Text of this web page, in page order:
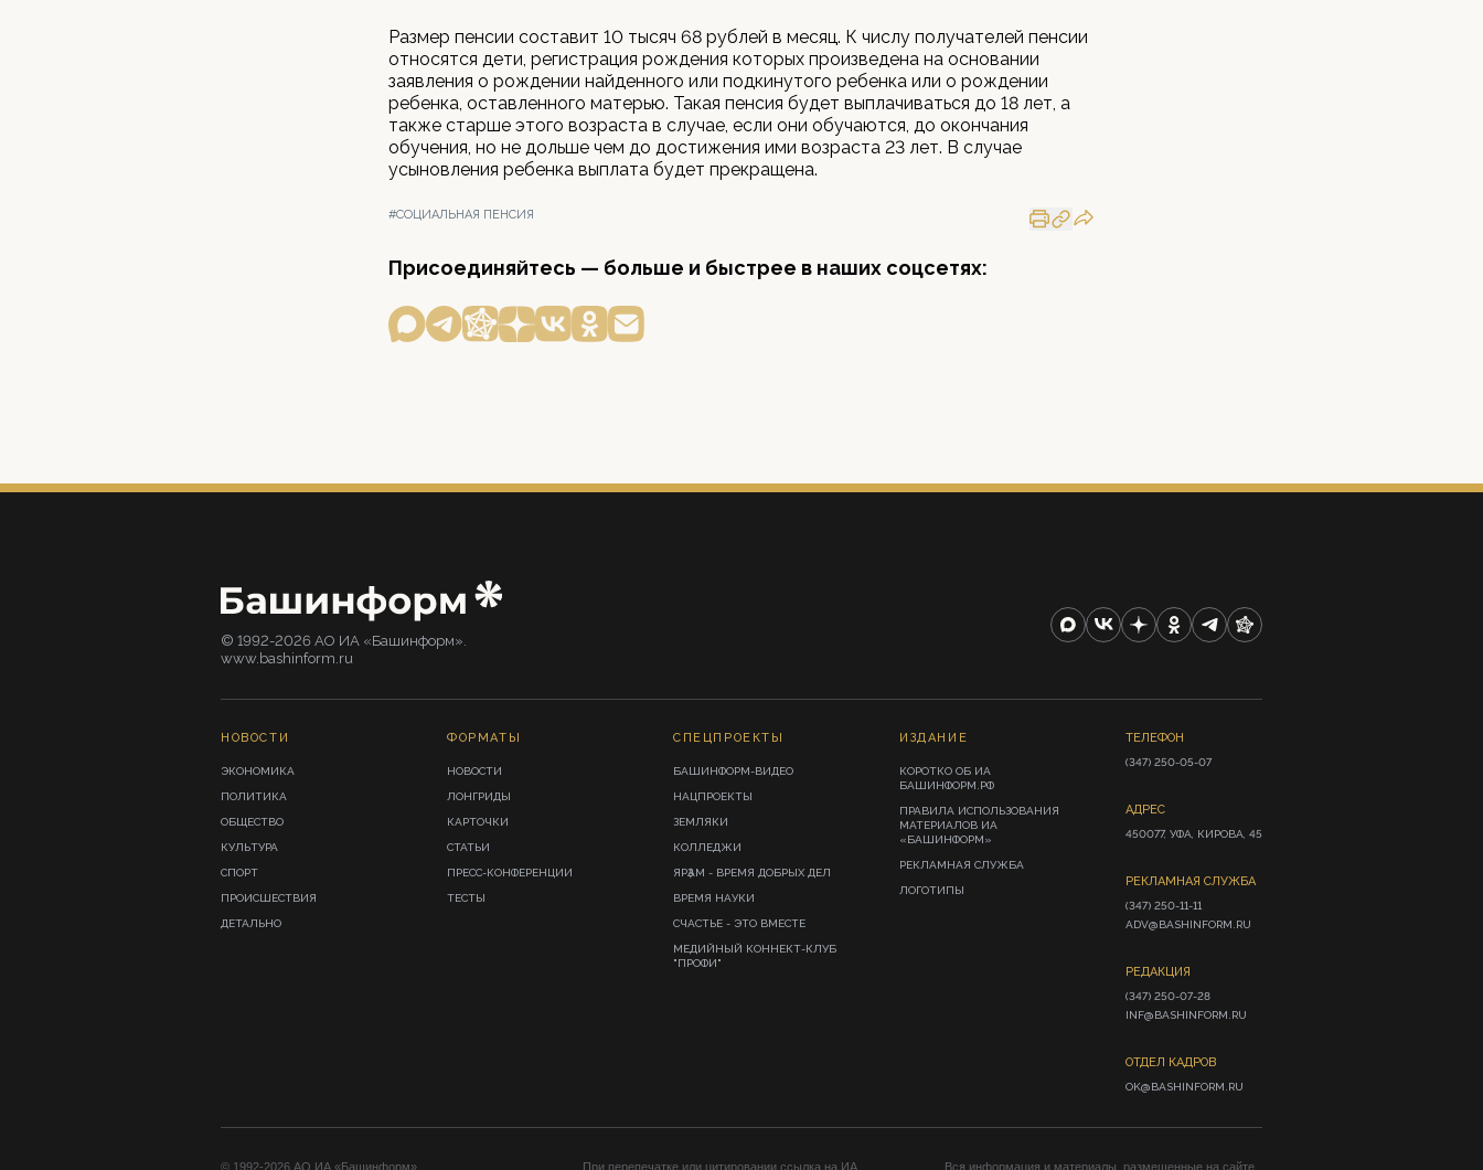
Размер пенсии составит 10 тысяч 68 рублей в месяц. К числу получателей пенсии
относятся дети, регистрация рождения которых произведена на основании
заявления о рождении найденного или подкинутого ребенка или о рождении
ребенка, оставленного матерью. Такая пенсия будет выплачиваться до 18 лет, а
также старше этого возраста в случае, если они обучаются, до окончания
обучения, но не дольше чем до достижения ими возраста 23 лет. В случае
усыновления ребенка выплата будет прекращена.
#СОЦИАЛЬНАЯ ПЕНСИЯ
Присоединяйтесь — больше и быстрее в наших соцсетях:
© 1992-2026 АО ИА «Башинформ».
www.bashinform.ru
НОВОСТИ
ЭКОНОМИКА
ПОЛИТИКА
ОБЩЕСТВО
КУЛЬТУРА
СПОРТ
ПРОИСШЕСТВИЯ
ДЕТАЛЬНО
ФОРМАТЫ
НОВОСТИ
ЛОНГРИДЫ
КАРТОЧКИ
СТАТЬИ
ПРЕСС-КОНФЕРЕНЦИИ
ТЕСТЫ
СПЕЦПРОЕКТЫ
БАШИНФОРМ-ВИДЕО
НАЦПРОЕКТЫ
ЗЕМЛЯКИ
КОЛЛЕДЖИ
ЯРҘАМ - ВРЕМЯ ДОБРЫХ ДЕЛ
ВРЕМЯ НАУКИ
СЧАСТЬЕ - ЭТО ВМЕСТЕ
МЕДИЙНЫЙ КОННЕКТ-КЛУБ
"ПРОФИ"
ИЗДАНИЕ
КОРОТКО ОБ ИА
БАШИНФОРМ.РФ
ПРАВИЛА ИСПОЛЬЗОВАНИЯ
МАТЕРИАЛОВ ИА
«БАШИНФОРМ»
РЕКЛАМНАЯ СЛУЖБА
ЛОГОТИПЫ
ТЕЛЕФОН
(347) 250-05-07
АДРЕС
450077, УФА, КИРОВА, 45
РЕКЛАМНАЯ СЛУЖБА
(347) 250-11-11
ADV@BASHINFORM.RU
РЕДАКЦИЯ
(347) 250-07-28
INF@BASHINFORM.RU
ОТДЕЛ КАДРОВ
OK@BASHINFORM.RU
© 1992-2026 АО ИА «Башинформ». При перепечатке или цитировании ссылка на ИА Вся информация и материалы, размещенные на сайте